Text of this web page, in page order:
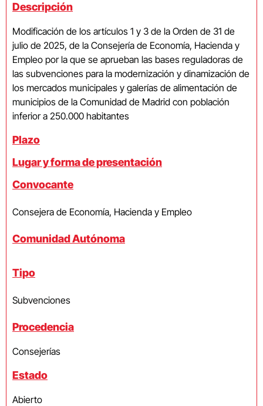
Descripción
Modificación de los artículos 1 y 3 de la Orden de 31 de
julio de 2025, de la Consejería de Economía, Hacienda y
Empleo por la que se aprueban las bases reguladoras de
las subvenciones para la modernización y dinamización de
los mercados municipales y galerías de alimentación de
municipios de la Comunidad de Madrid con población
inferior a 250.000 habitantes
Plazo
Lugar y forma de presentación
Convocante
Consejera de Economía, Hacienda y Empleo
Comunidad Autónoma
Tipo
Subvenciones
Procedencia
Consejerías
Estado
Abierto